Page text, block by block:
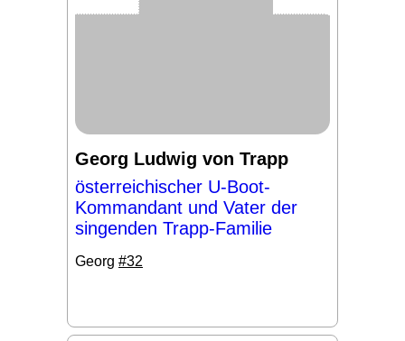
Georg Ludwig von Trapp
österreichischer U-Boot-
Kommandant und Vater der
singenden Trapp-Familie
Georg #32